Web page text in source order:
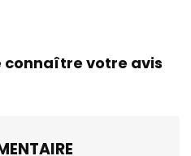
connaître votre avis